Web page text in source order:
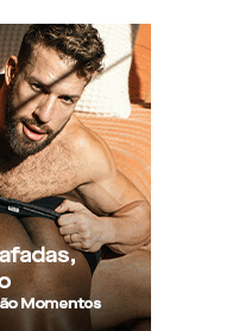
à real, aponta
internacional
62 anos relembra
aos 15, foi garoto de
por quatro meses
“Idiotice da minha